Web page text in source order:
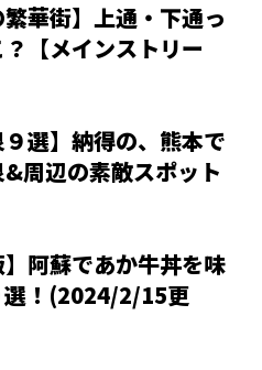
繁華街】上通・下通っ
【メインストリー
９選】納得の、熊本で
周辺の素敵スポット
】阿蘇であか牛丼を味
選！(2024/2/15更